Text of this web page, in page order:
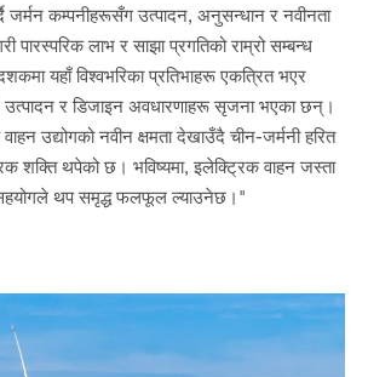
जर्मन कम्पनीहरूसँग उत्पादन, अनुसन्धान र नवीनता
पारस्परिक लाभ र साझा प्रगतिको राम्रो सम्बन्ध
यहाँ विश्वभरिका प्रतिभाहरू एकत्रित भएर
उत्पादन र डिजाइन अवधारणाहरू सृजना भएका छन्।
उद्योगको नवीन क्षमता देखाउँदै चीन-जर्मनी हरित
शक्ति थपेको छ। भविष्यमा, इलेक्ट्रिक वाहन जस्ता
सहयोगले थप समृद्ध फलफूल ल्याउनेछ।"